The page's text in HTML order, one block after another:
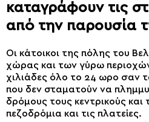
καταγράφουν τις
από την παρουσία
Οι κάτοικοι της πόλης του
χώρας και των γύρω
χιλιάδες όλο το 24 ωρο σαν
που δεν σταματούν να
δρόμους τους κεντρικούς
πεζοδρόμια και τις πλατείες.